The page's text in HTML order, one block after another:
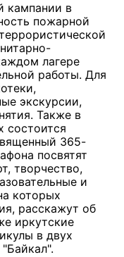
кампании в
пожарной
лагере
работы. Для
экскурсии,
Также в
состоится
365-
посвятят
творчество,
и
которых
расскажут об
иркутские
в двух